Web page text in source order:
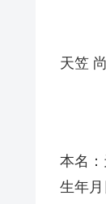
天笠
本名
生年